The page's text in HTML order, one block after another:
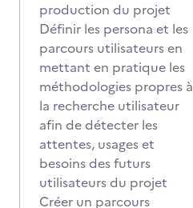
production du projet
Définir les persona et les
parcours utilisateurs en
mettant en pratique les
méthodologies propres à
la recherche utilisateur
afin de détecter les
attentes, usages et
besoins des futurs
utilisateurs du projet
Créer un parcours